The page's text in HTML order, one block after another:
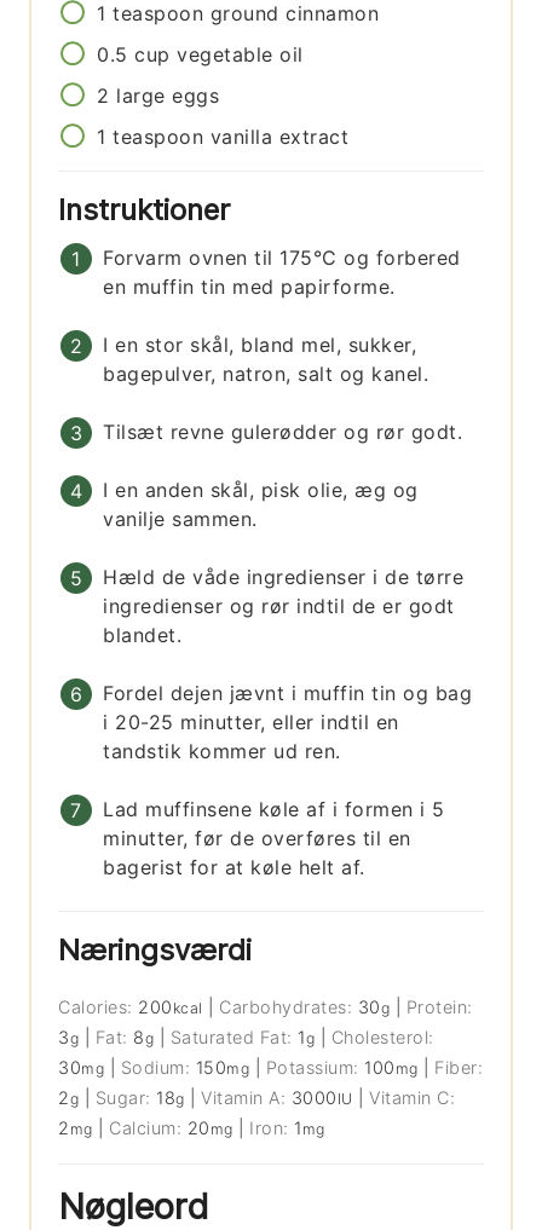
1 teaspoon ground cinnamon
0.5 cup vegetable oil
2 large eggs
1 teaspoon vanilla extract
Instruktioner
Forvarm ovnen til 175°C og forbered
en muffin tin med papirforme.
I en stor skål, bland mel, sukker,
bagepulver, natron, salt og kanel.
Tilsæt revne gulerødder og rør godt.
I en anden skål, pisk olie, æg og
vanilje sammen.
Hæld de våde ingredienser i de tørre
ingredienser og rør indtil de er godt
blandet.
Fordel dejen jævnt i muffin tin og bag
i 20-25 minutter, eller indtil en
tandstik kommer ud ren.
Lad muffinsene køle af i formen i 5
minutter, før de overføres til en
bagerist for at køle helt af.
Næringsværdi
Calories: 200 kcal Carbohydrates: 30g
Protein:
3g Fat: 8g Saturated Fat: 1g
Cholesterol:
30mg Sodium: 150mg Potassium: 100 mg
Fiber:
2g Sugar: 18g |Vitamin A: 3000 IU |Vitamin C:
2 mg Calcium: 20 mg Iron: 1 mg
Nøgleord